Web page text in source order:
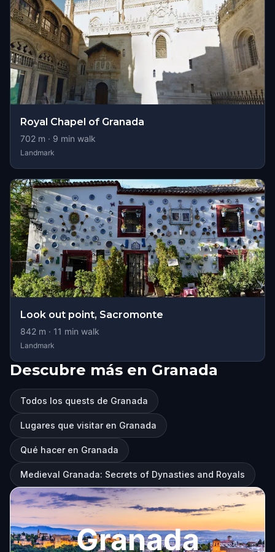
Royal Chapel of Granada
702 m · 9 min walk
Landmark
Look out point, Sacromonte
842 m · 11 min walk
Landmark
Descubre más en Granada
Todos los quests de Granada
Lugares que visitar en Granada
Qué hacer en Granada
Medieval Granada: Secrets of Dynasties and Royals
Granada